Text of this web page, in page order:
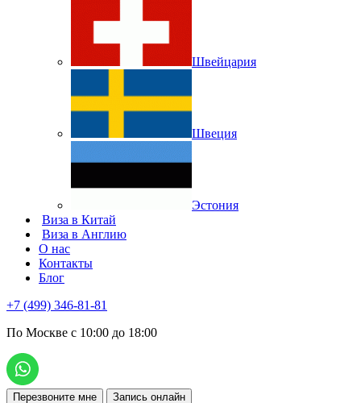
Швейцария
Швеция
Эстония
Виза в Китай
Виза в Англию
О нас
Контакты
Блог
+7 (499) 346-81-81
По Москве с 10:00 до 18:00
Перезвоните мне Запись онлайн